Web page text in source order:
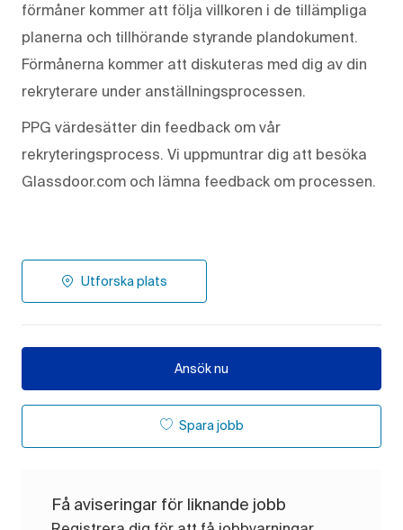
förmåner kommer att följa villkoren i de tillämpliga
planerna och tillhörande styrande plandokument.
Förmånerna kommer att diskuteras med dig av din
rekryterare under anställningsprocessen.
PPG värdesätter din feedback om vår
rekryteringsprocess. Vi uppmuntrar dig att besöka
Glassdoor.com och lämna feedback om processen.
Utforska plats
Ansök nu
Spara jobb
Få aviseringar för liknande jobb